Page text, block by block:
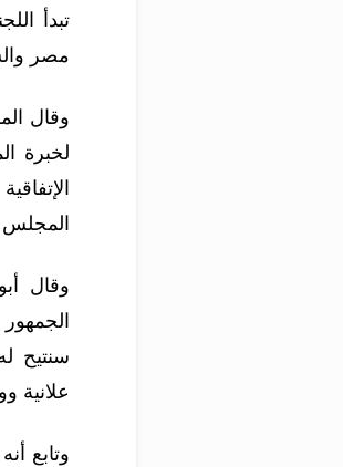
تبدأ
مصر
وقال
لخبرة
المجلس
وقال
سنتيح
علانية
وتابع